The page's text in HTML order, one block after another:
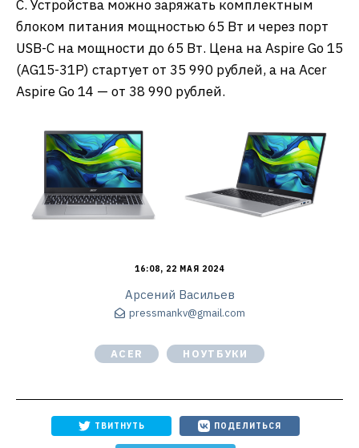
C. Устройства можно заряжать комплектным
блоком питания мощностью 65 Вт и через порт
USB-C на мощности до 65 Вт. Цена на Aspire Go 15
(AG15-31P) стартует от 35 990 рублей, а на Acer
Aspire Go 14 — от 38 990 рублей.
16:08, 22 МАЯ 2024
Арсений Васильев
pressmankv@gmail.com
ACER НОУТБУКИ
ТВИТНУТЬ ПОДЕЛИТЬСЯ